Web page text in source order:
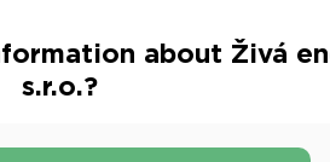
about Živá
s.r.o.?